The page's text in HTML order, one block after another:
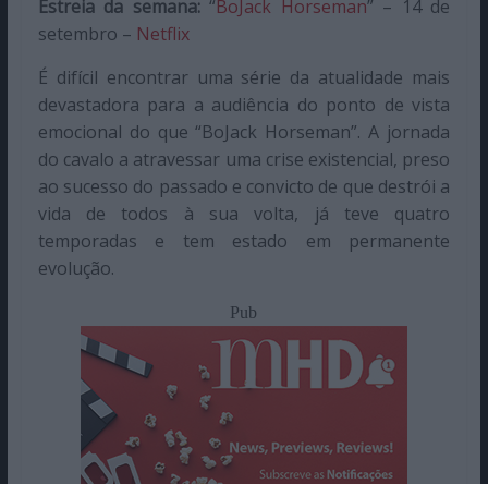
Estreia da semana:“BoJack Horseman” – 14 de
setembro – Netflix
É difícil encontrar uma série da atualidade mais
devastadora para a audiência do ponto de vista
emocional do que “BoJack Horseman”. A jornada
do cavalo a atravessar uma crise existencial, preso
ao sucesso do passado e convicto de que destrói a
vida de todos à sua volta, já teve quatro
temporadas e tem estado em permanente
evolução.
Pub